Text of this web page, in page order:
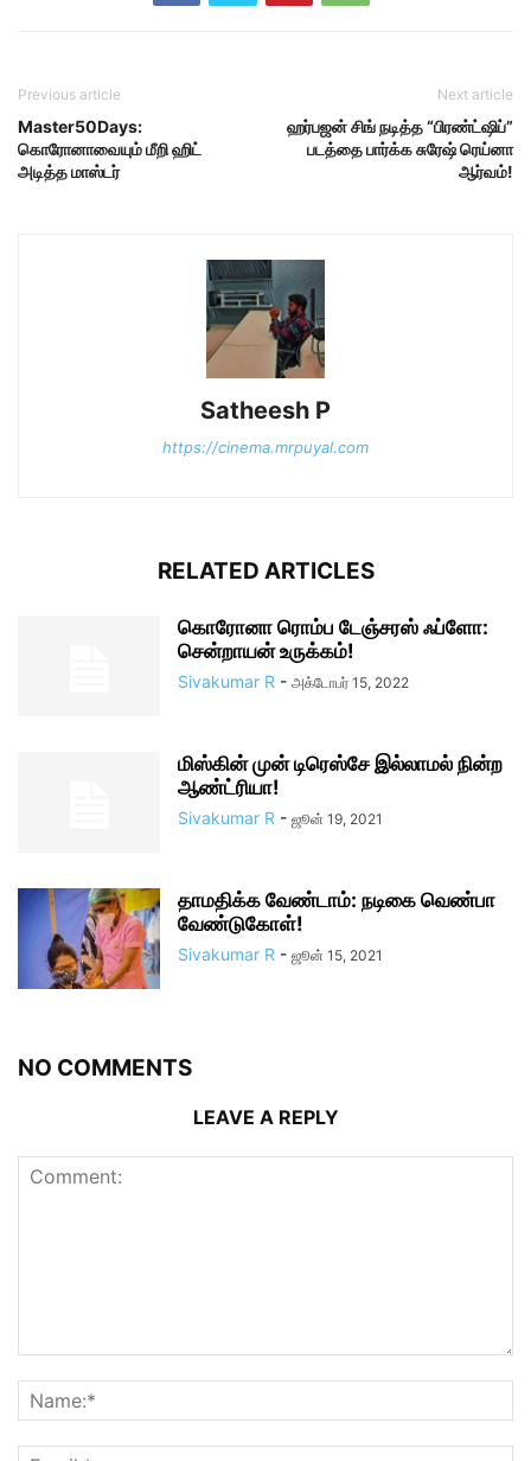
Previous article
Master50Days:
கொரோனாவையும் மீறி ஹிட்
அடித்த மாஸ்டர்
Next article
ஹர்பஜன் சிங் நடித்த “பிரண்ட்ஷிப்”
படத்தை பார்க்க சுரேஷ் ரெய்னா
ஆர்வம்!
Satheesh P
https://cinema.mrpuyal.com
RELATED ARTICLES
கொரோனா ரொம்ப டேஞ்சரஸ் ஃப்ளோ:
சென்றாயன் உருக்கம்!
Sivakumar R - அக்டோபர் 15, 2022
மிஸ்கின் முன் டிரெஸ்சே இல்லாமல் நின்ற
ஆண்ட்ரியா!
Sivakumar R - ஜூன் 19, 2021
தாமதிக்க வேண்டாம்: நடிகை வெண்பா
வேண்டுகோள்!
Sivakumar R - ஜூன் 15, 2021
NO COMMENTS
LEAVE A REPLY